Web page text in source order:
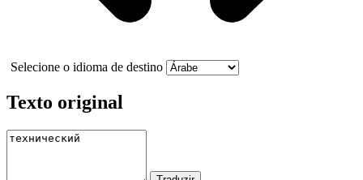
Selecione o idioma de destino
Texto original